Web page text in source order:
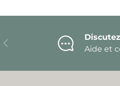
Précédent
Aide et